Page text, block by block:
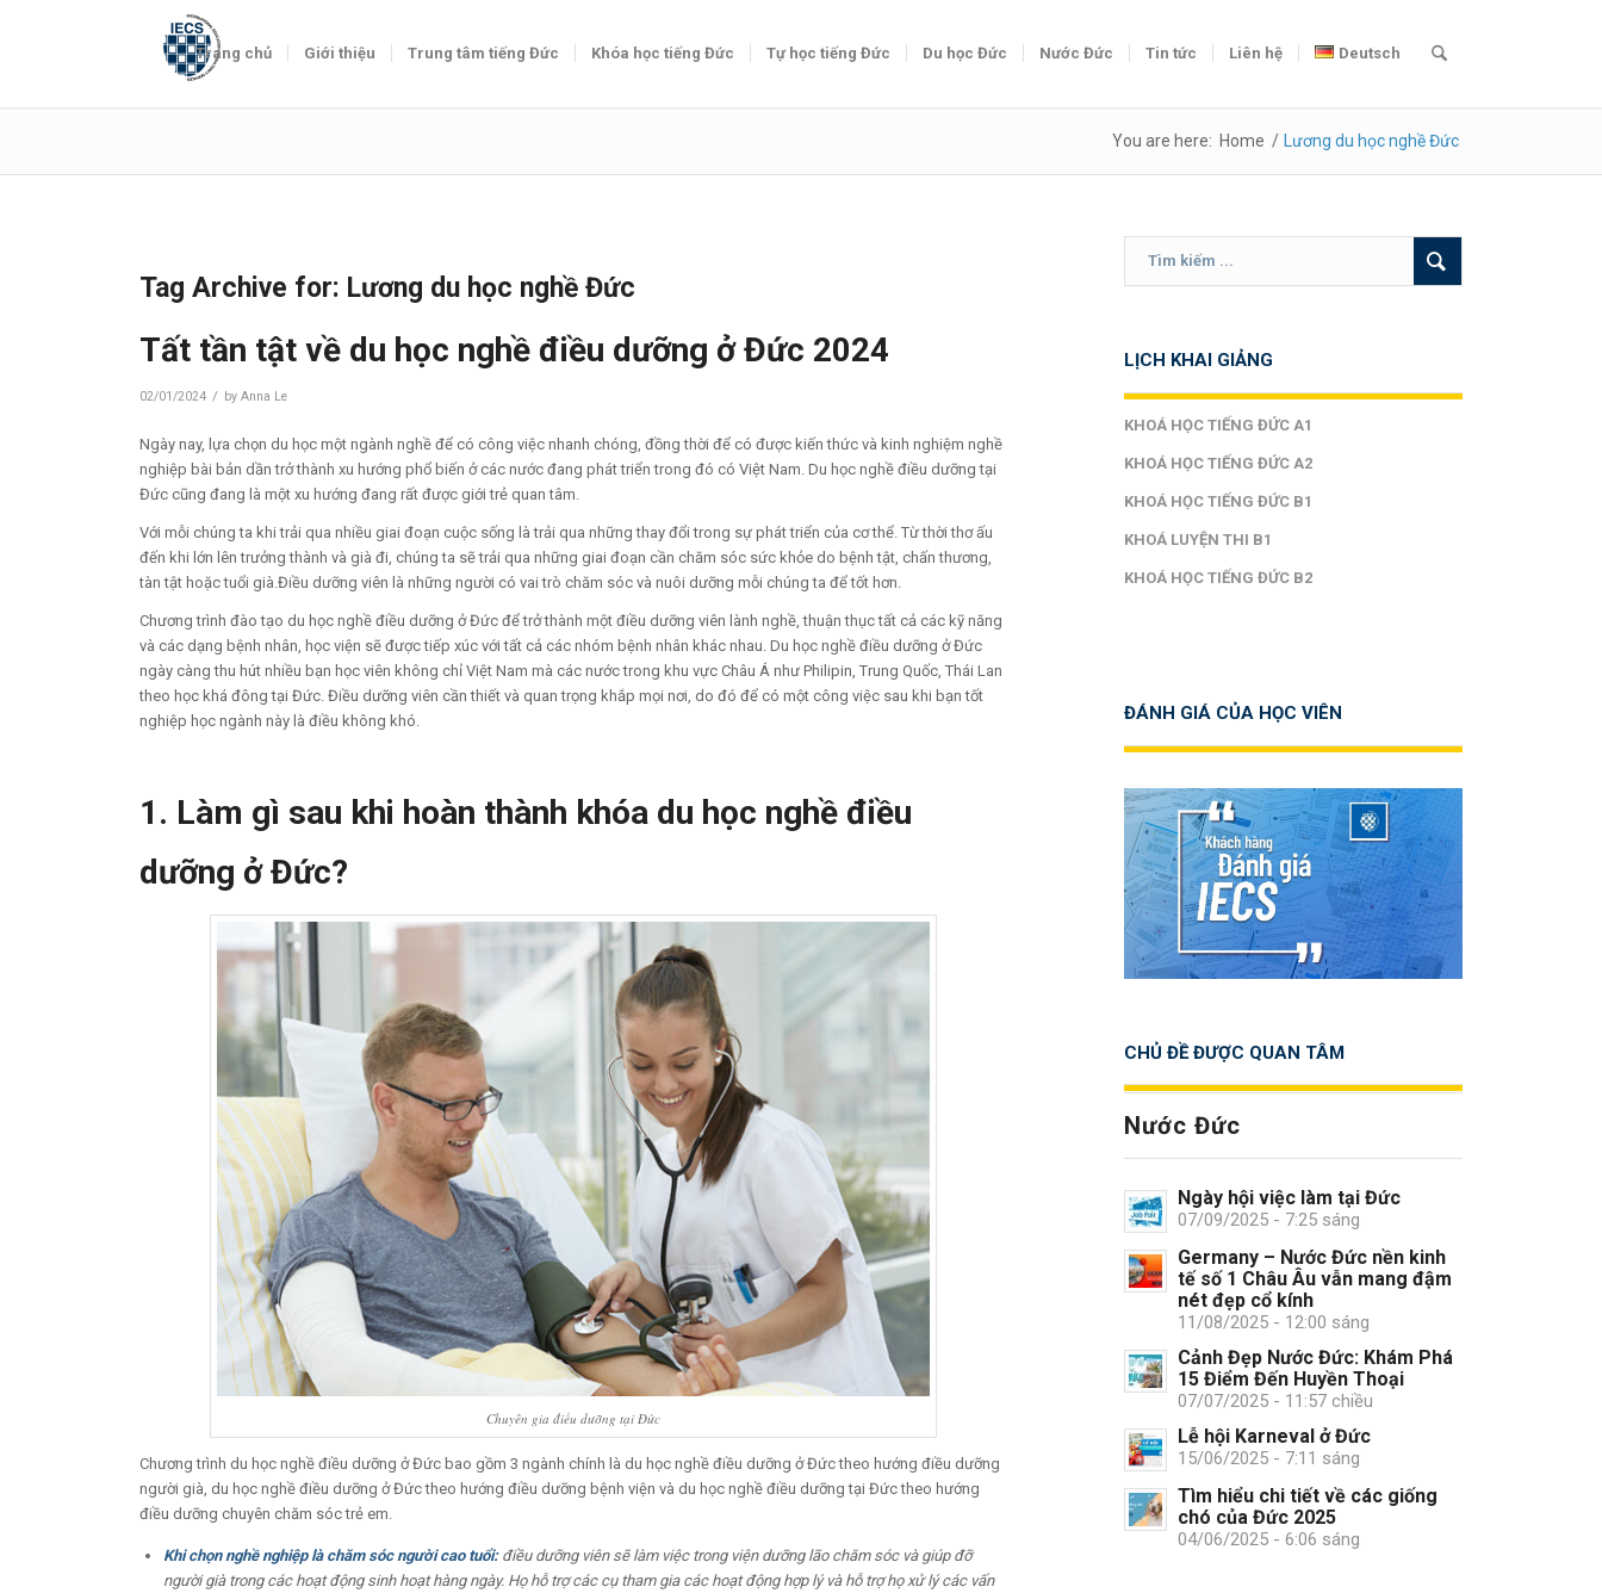
Trang chủ Giới thiệu Trung tâm tiếng Đức Khóa học tiếng Đức Tự học tiếng Đức Du học Đức Nước Đức Tin tức Liên hệ Deutsch
You are here: Home / Lương du học nghề Đức
Tag Archive for: Lương du học nghề Đức
Tất tần tật về du học nghề điều dưỡng ở Đức 2024
02/01/2024 / byAnna Le
Ngày nay, lựa chọn du học một ngành nghề để có công việc nhanh chóng, đồng thời để có được kiến thức và kinh nghiệm nghề
nghiệp bài bản dần trở thành xu hướng phổ biến ở các nước đang phát triển trong đó có Việt Nam. Du học nghề điều dưỡng tại
Đức cũng đang là một xu hướng đang rất được giới trẻ quan tâm.
Với mỗi chúng ta khi trải qua nhiều giai đoạn cuộc sống là trải qua những thay đổi trong sự phát triển của cơ thể. Từ thời thơ ấu
đến khi lớn lên trưởng thành và già đi, chúng ta sẽ trải qua những giai đoạn cần chăm sóc sức khỏe do bệnh tật, chấn thương,
tàn tật hoặc tuổi già.Điều dưỡng viên là những người có vai trò chăm sóc và nuôi dưỡng mỗi chúng ta để tốt hơn.
Chương trình đào tạo du học nghề điều dưỡng ở Đức để trở thành một điều dưỡng viên lành nghề, thuận thục tất cả các kỹ năng
và các dạng bệnh nhân, học viện sẽ được tiếp xúc với tất cả các nhóm bệnh nhân khác nhau. Du học nghề điều dưỡng ở Đức
ngày càng thu hút nhiều bạn học viên không chỉ Việt Nam mà các nước trong khu vực Châu Á như Philipin, Trung Quốc, Thái Lan
theo học khá đông tại Đức. Điều dưỡng viên cần thiết và quan trọng khắp mọi nơi, do đó để có một công việc sau khi bạn tốt
nghiệp học ngành này là điều không khó.
1. Làm gì sau khi hoàn thành khóa du học nghề điều
dưỡng ở Đức?
Chuyên gia điều dưỡng tại Đức
Chương trình du học nghề điều dưỡng ở Đức bao gồm 3 ngành chính là du học nghề điều dưỡng ở Đức theo hướng điều dưỡng
người già, du học nghề điều dưỡng ở Đức theo hướng điều dưỡng bệnh viện và du học nghề điều dưỡng tại Đức theo hướng
điều dưỡng chuyên chăm sóc trẻ em.
Khi chọn nghề nghiệp là chăm sóc người cao tuổi:điều dưỡng viên sẽ làm việc trong viện dưỡng lão chăm sóc và giúp đỡ
người già trong các hoạt động sinh hoạt hàng ngày. Họ hỗ trợ các cụ tham gia các hoạt động hợp lý và hỗ trợ họ xử lý các vấn
LỊCH KHAI GIẢNG
KHOÁ HỌC TIẾNG ĐỨC A1
KHOÁ HỌC TIẾNG ĐỨC A2
KHOÁ HỌC TIẾNG ĐỨC B1
KHOÁ LUYỆN THI B1
KHOÁ HỌC TIẾNG ĐỨC B2
ĐÁNH GIÁ CỦA HỌC VIÊN
CHỦ ĐỀ ĐƯỢC QUAN TÂM
Nước Đức
Ngày hội việc làm tại Đức
07/09/2025 - 7:25 sáng
Germany – Nước Đức nền kinh
tế số 1 Châu Âu vẫn mang đậm
nét đẹp cổ kính
11/08/2025 - 12:00 sáng
Cảnh Đẹp Nước Đức: Khám Phá
15 Điểm Đến Huyền Thoại
07/07/2025 - 11:57 chiều
Lễ hội Karneval ở Đức
15/06/2025 - 7:11 sáng
Tìm hiểu chi tiết về các giống
chó của Đức 2025
04/06/2025 - 6:06 sáng